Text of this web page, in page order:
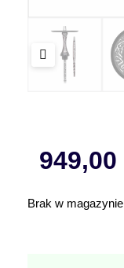
949,00
Brak w magazynie